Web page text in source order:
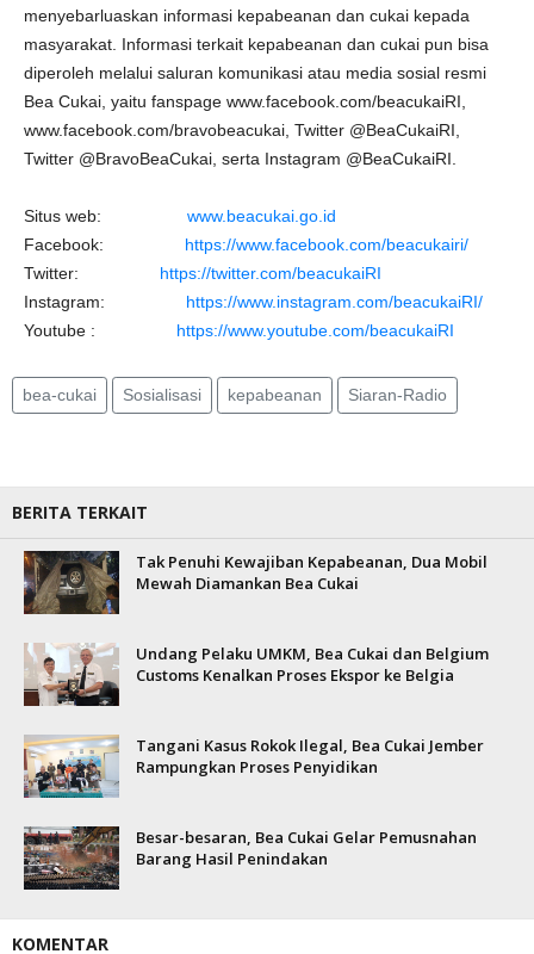
menyebarluaskan informasi kepabeanan dan cukai kepada
masyarakat. Informasi terkait kepabeanan dan cukai pun bisa
diperoleh melalui saluran komunikasi atau media sosial resmi
Bea Cukai, yaitu fanspage www.facebook.com/beacukaiRI,
www.facebook.com/bravobeacukai, Twitter @BeaCukaiRI,
Twitter @BravoBeaCukai, serta Instagram @BeaCukaiRI.
Situs web: www.beacukai.go.id
Facebook: https://www.facebook.com/beacukairi/
Twitter: https://twitter.com/beacukaiRI
Instagram: https://www.instagram.com/beacukaiRI/
Youtube : https://www.youtube.com/beacukaiRI
bea-cukai Sosialisasi kepabeanan Siaran-Radio
BERITA TERKAIT
Tak Penuhi Kewajiban Kepabeanan, Dua Mobil
Mewah Diamankan Bea Cukai
Undang Pelaku UMKM, Bea Cukai dan Belgium
Customs Kenalkan Proses Ekspor ke Belgia
Tangani Kasus Rokok Ilegal, Bea Cukai Jember
Rampungkan Proses Penyidikan
Besar-besaran, Bea Cukai Gelar Pemusnahan
Barang Hasil Penindakan
KOMENTAR